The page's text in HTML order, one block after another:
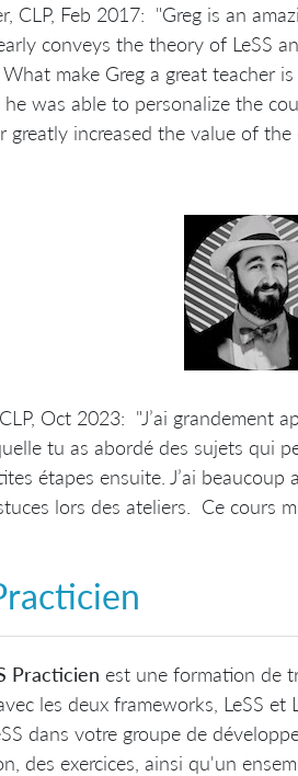
CLP, Feb 2017: "Greg is an
conveys the theory of LeSS
make Greg a great teacher
was able to personalize the
greatly increased the value of
Oct 2023: "J’ai grandement
tu as abordé des sujets qui
étapes ensuite. J’ai
lors des ateliers. Ce cours
Practicien est une formation de
les deux frameworks, LeSS
dans votre groupe de
des exercices, ainsi qu'un